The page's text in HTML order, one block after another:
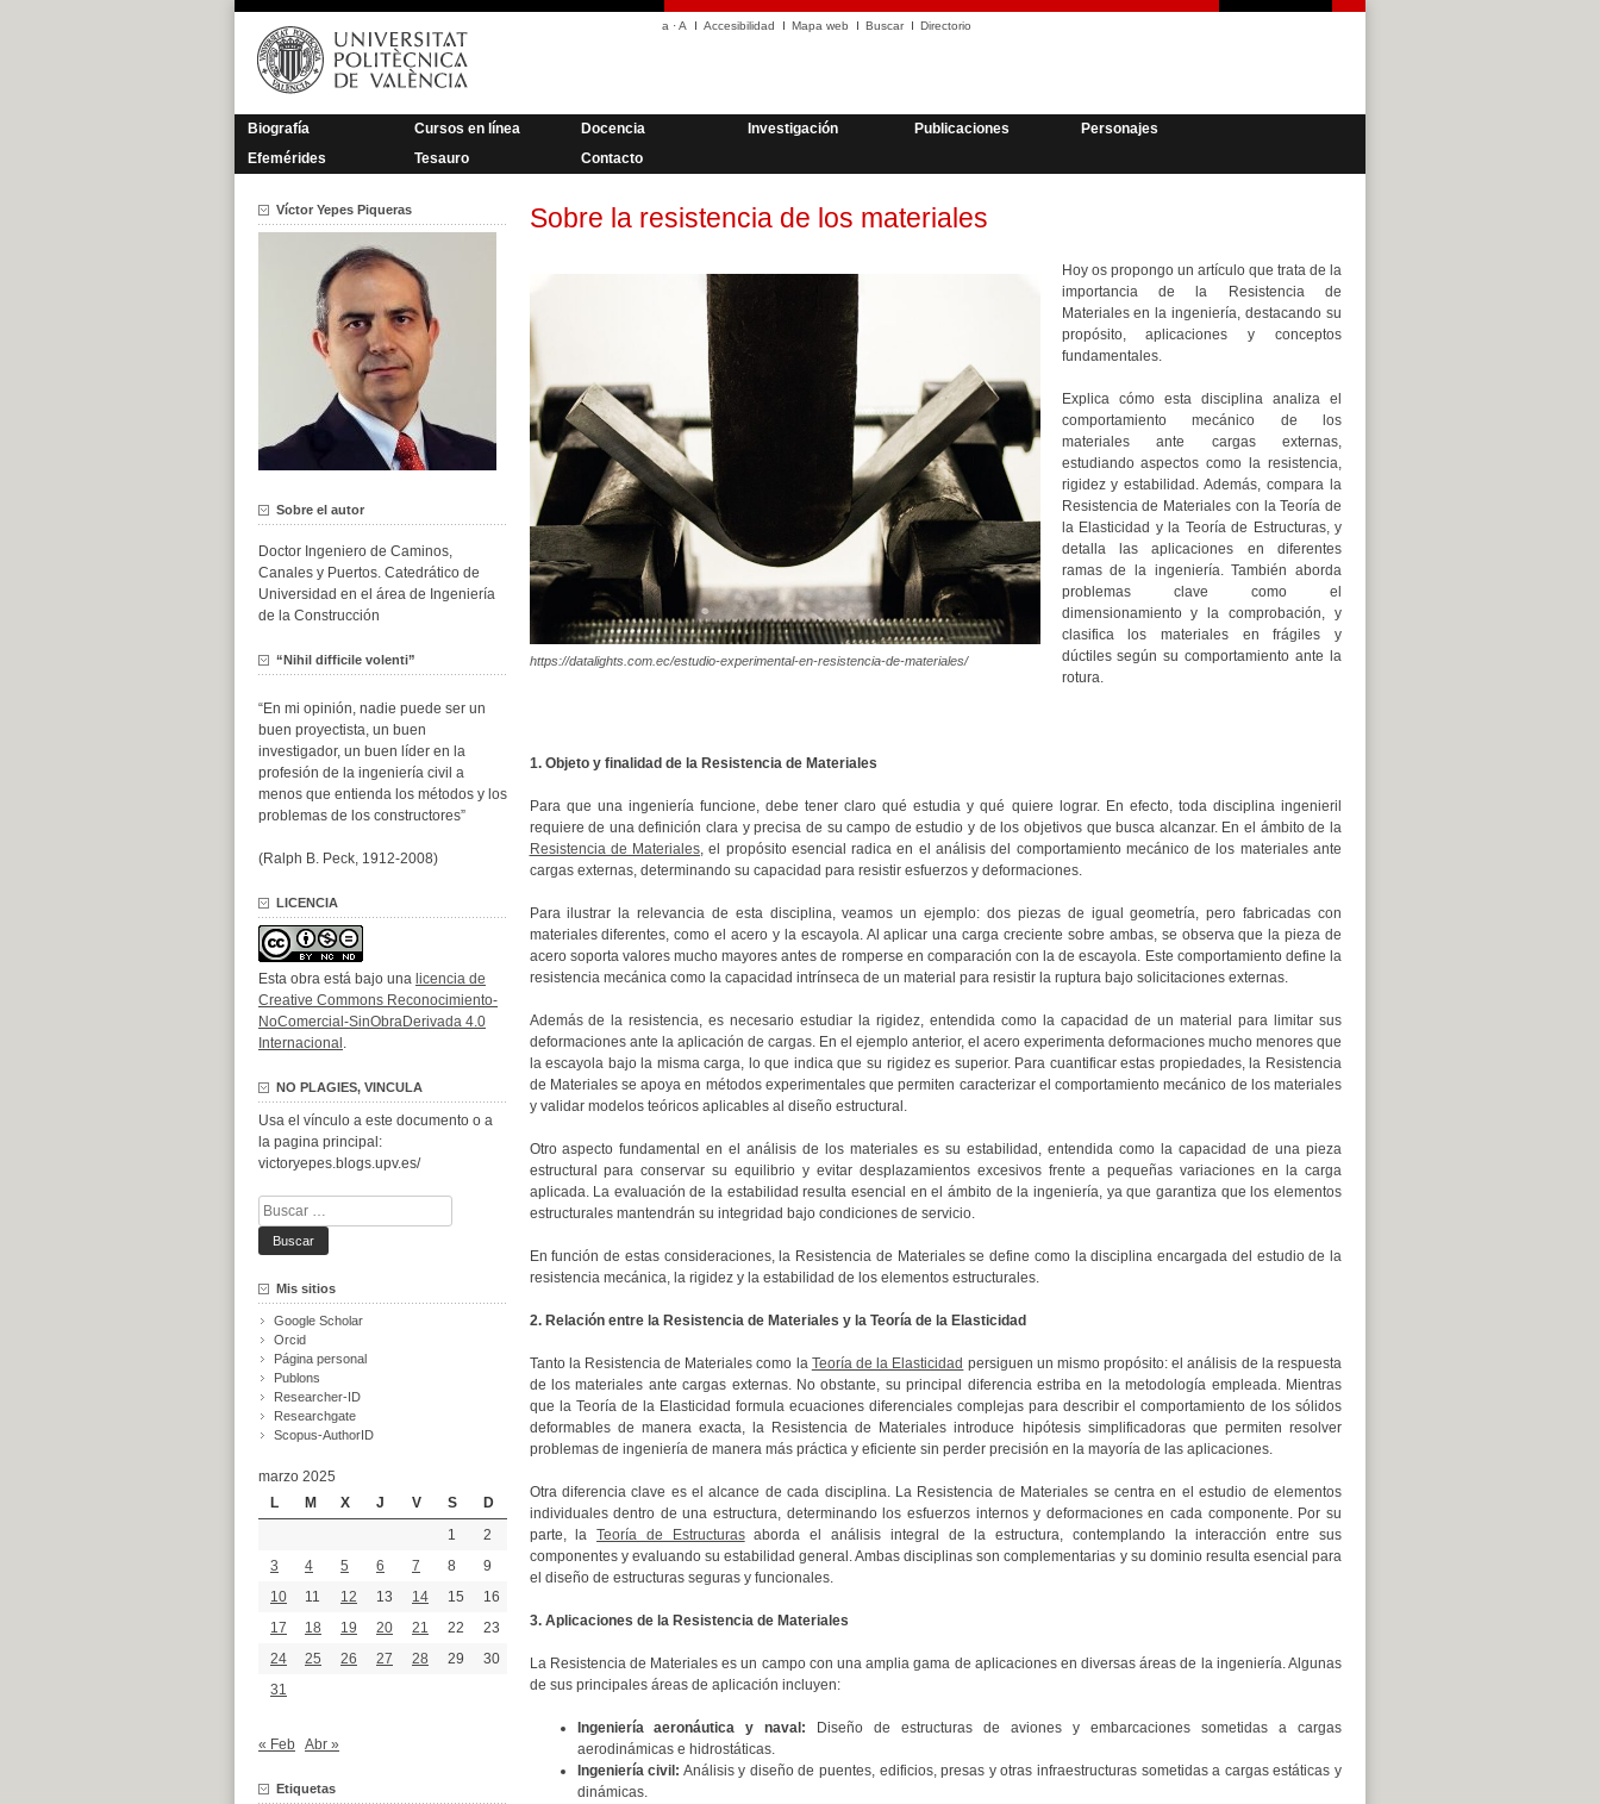
Saltar
contenido
a ·A Accesibilidad Mapa web Buscar Directorio
Biografía Cursos en línea Docencia Investigación Publicaciones
Personajes
Efemérides
Tesauro Contacto
Sobre la resistencia de los materiales
https://datalights.com.ec/estudio-experimental-en-resistencia-de-materiales/
Hoy os propongo un artículo que trata de la
importancia de la Resistencia de
Materiales en la ingeniería, destacando su
propósito, aplicaciones y conceptos
fundamentales.
Explica cómo esta disciplina analiza el
comportamiento mecánico de los
materiales ante cargas externas,
estudiando aspectos como la resistencia,
rigidez y estabilidad. Además, compara la
Resistencia de Materiales con la Teoría de
la Elasticidad y la Teoría de Estructuras, y
detalla las aplicaciones en diferentes
ramas de la ingeniería. También aborda
problemas clave como el
dimensionamiento y la comprobación, y
clasifica los materiales en frágiles y
dúctiles según su comportamiento ante la
rotura.
1. Objeto y finalidad de la Resistencia de Materiales
Para que una ingeniería funcione, debe tener claro qué estudia y qué quiere lograr. En efecto, toda disciplina ingenieril
requiere de una definición clara y precisa de su campo de estudio y de los objetivos que busca alcanzar. En el ámbito de la
Resistencia de Materiales, el propósito esencial radica en el análisis del comportamiento mecánico de los materiales ante
cargas externas, determinando su capacidad para resistir esfuerzos y deformaciones.
Para ilustrar la relevancia de esta disciplina, veamos un ejemplo: dos piezas de igual geometría, pero fabricadas con
materiales diferentes, como el acero y la escayola. Al aplicar una carga creciente sobre ambas, se observa que la pieza de
acero soporta valores mucho mayores antes de romperse en comparación con la de escayola. Este comportamiento define la
resistencia mecánica como la capacidad intrínseca de un material para resistir la ruptura bajo solicitaciones externas.
Además de la resistencia, es necesario estudiar la rigidez, entendida como la capacidad de un material para limitar sus
deformaciones ante la aplicación de cargas. En el ejemplo anterior, el acero experimenta deformaciones mucho menores que
la escayola bajo la misma carga, lo que indica que su rigidez es superior. Para cuantificar estas propiedades, la Resistencia
de Materiales se apoya en métodos experimentales que permiten caracterizar el comportamiento mecánico de los materiales
y validar modelos teóricos aplicables al diseño estructural.
Otro aspecto fundamental en el análisis de los materiales es su estabilidad, entendida como la capacidad de una pieza
estructural para conservar su equilibrio y evitar desplazamientos excesivos frente a pequeñas variaciones en la carga
aplicada. La evaluación de la estabilidad resulta esencial en el ámbito de la ingeniería, ya que garantiza que los elementos
estructurales mantendrán su integridad bajo condiciones de servicio.
En función de estas consideraciones, la Resistencia de Materiales se define como la disciplina encargada del estudio de la
resistencia mecánica, la rigidez y la estabilidad de los elementos estructurales.
2. Relación entre la Resistencia de Materiales y la Teoría de la Elasticidad
Tanto la Resistencia de Materiales como la Teoría de la Elasticidad persiguen un mismo propósito: el análisis de la respuesta
de los materiales ante cargas externas. No obstante, su principal diferencia estriba en la metodología empleada. Mientras
que la Teoría de la Elasticidad formula ecuaciones diferenciales complejas para describir el comportamiento de los sólidos
deformables de manera exacta, la Resistencia de Materiales introduce hipótesis simplificadoras que permiten resolver
problemas de ingeniería de manera más práctica y eficiente sin perder precisión en la mayoría de las aplicaciones.
Otra diferencia clave es el alcance de cada disciplina. La Resistencia de Materiales se centra en el estudio de elementos
individuales dentro de una estructura, determinando los esfuerzos internos y deformaciones en cada componente. Por su
parte, laTeoría de Estructurasaborda el análisis integral de la estructura, contemplando la interacción entre sus
componentes y evaluando su estabilidad general. Ambas disciplinas son complementarias y su dominio resulta esencial para
el diseño de estructuras seguras y funcionales.
3. Aplicaciones de la Resistencia de Materiales
La Resistencia de Materiales es un campo con una amplia gama de aplicaciones en diversas áreas de la ingeniería. Algunas
de sus principales áreas de aplicación incluyen:
Ingeniería aeronáutica y naval: Diseño de estructuras de aviones y embarcaciones sometidas a cargas
aerodinámicas e hidrostáticas.
Ingeniería civil: Análisis y diseño de puentes, edificios, presas y otras infraestructuras sometidas a cargas estáticas y
dinámicas.
Víctor Yepes Piqueras
Sobre el autor
Doctor Ingeniero de Caminos,
Canales y Puertos. Catedrático de
Universidad en el área de Ingeniería
de la Construcción
“Nihil difficile volenti”
“En mi opinión, nadie puede ser un
buen proyectista, un buen
investigador, un buen líder en la
profesión de la ingeniería civil a
menos que entienda los métodos y los
problemas de los constructores”
(Ralph B. Peck, 1912-2008)
LICENCIA
Esta obra está bajo una licencia de
Creative Commons Reconocimiento-
NoComercial-SinObraDerivada 4.0
Internacional .
NO PLAGIES, VINCULA
Usa el vínculo a este documento o a
la pagina principal:
victoryepes.blogs.upv.es/
Buscar:
Mis sitios
Google Scholar
Orcid
Página personal
Publons
Researcher-ID
Researchgate
Scopus-AuthorID
marzo 2025
L
M X J V S
D
1
2
3
4 5 6 7 8
9
10
11 12 13 14 15
16
17
18 19 20 21 22
23
24
25 26 27 28 29
30
31
« Feb Abr »
Etiquetas